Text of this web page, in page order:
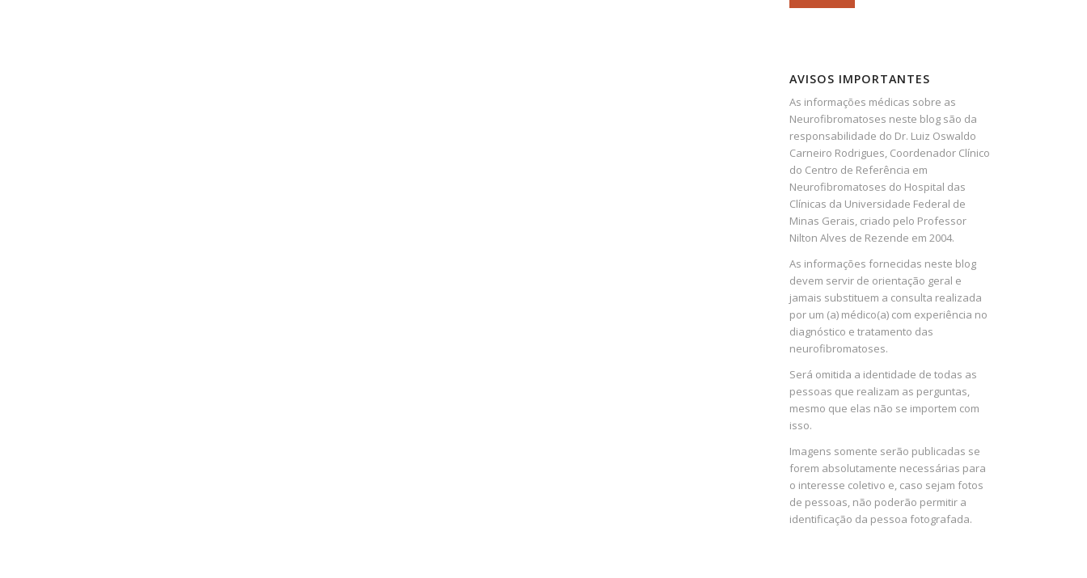
AVISOS IMPORTANTES
As informações médicas sobre as
Neurofibromatoses neste blog são da
responsabilidade do Dr. Luiz Oswaldo
Carneiro Rodrigues, Coordenador Clínico
do Centro de Referência em
Neurofibromatoses do Hospital das
Clínicas da Universidade Federal de
Minas Gerais, criado pelo Professor
Nilton Alves de Rezende em 2004.
As informações fornecidas neste blog
devem servir de orientação geral e
jamais substituem a consulta realizada
por um (a) médico(a) com experiência no
diagnóstico e tratamento das
neurofibromatoses.
Será omitida a identidade de todas as
pessoas que realizam as perguntas,
mesmo que elas não se importem com
isso.
Imagens somente serão publicadas se
forem absolutamente necessárias para
o interesse coletivo e, caso sejam fotos
de pessoas, não poderão permitir a
identificação da pessoa fotografada.